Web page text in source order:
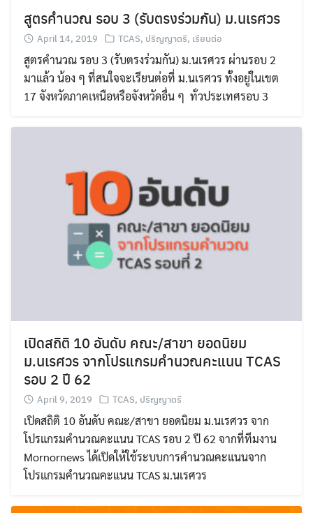
สูตรคำนวณ รอบ 3 (รับตรงร่วมกัน) ม.นเรศวร
April 14, 2019 TCAS, ปริญญาตรี, เรียนต่อ
สูตรคำนวณ รอบ 3 (รับตรงร่วมกัน) ม.นเรศวร ผ่านรอบ 2
มาแล้ว น้อง ๆ ที่สนใจจะเรียนต่อที่ ม.นเรศวร ทั้งอยู่ในเขต
17 จังหวัดภาคเหนือหรือจังหวัดอื่น ๆ ทั่วประเทศรอบ 3
เปิดสถิติ 10 อันดับ คณะ/สาขา ยอดนิยม
ม.นเรศวร จากโปรแกรมคำนวณคะแนน TCAS
รอบ 2 ปี 62
April 9, 2019 TCAS, ปริญญาตรี
เปิดสถิติ 10 อันดับ คณะ/สาขา ยอดนิยม ม.นเรศวร จาก
โปรแกรมคำนวณคะแนน TCAS รอบ 2 ปี 62 จากที่ทีมงาน
Mornornews ได้เปิดให้ใช้ระบบการคำนวณคะแนนจาก
โปรแกรมคำนวณคะแนน TCAS ม.นเรศวร